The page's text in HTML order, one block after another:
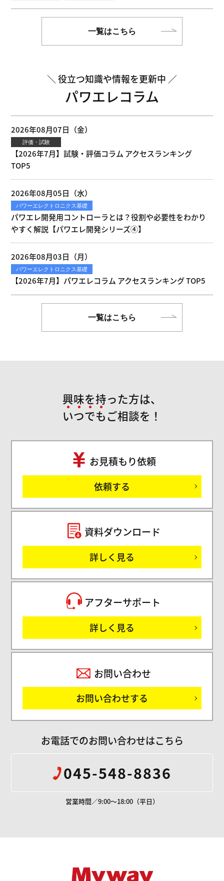
サ
一覧はこちら
役立つ知識や情報を更新中
パワエレコラム
2026年08月07日（金）
評価・試験
【2026年7月】試験・評価コラム アクセスランキング
TOP5
2026年08月05日（水）
パワーエレクトロニクス基礎
パワエレ開発用コントローラとは？役割や必要性をわかり
やすく解説【パワエレ開発シリーズ④】
2026年08月03日（月）
パワーエレクトロニクス基礎
【2026年7月】パワエレコラム アクセスランキング TOP5
一覧はこちら
興味を持った方は、
いつでもご相談を！
お見積もり依頼
依頼する
資料ダウンロード
詳しく見る
アフターサポート
詳しく見る
お問い合わせ
お問い合わせする
お電話でのお問い合わせはこちら
045-548-8836
営業時間／9:00～18:00（平日）